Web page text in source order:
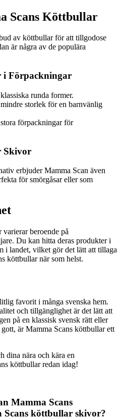
Scans Köttbullar
av köttbullar för att tillgodose
är några av de populära
i Förpackningar
runda former.
storlek för en barnvänlig
förpackningar för
Skivor
erbjuder Mamma Scan även
för smörgåsar eller som
beroende på
Du kan hitta deras produkter i
i landet, vilket gör det lätt att tillaga
köttbullar när som helst.
favorit i många svenska hem.
och tillgänglighet är det lätt att
på en klassisk svensk rätt eller
är Mamma Scans köttbullar ett
dina nära och kära en
köttbullar redan idag!
Mamma Scans
köttbullar skivor?